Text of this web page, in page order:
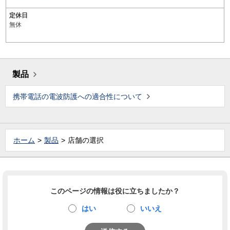
定休日
無休
製品
携帯電話の電波防護への適合性について
ホーム 製品 店舗の選択
このページの情報は役に立ちましたか？
はい いいえ